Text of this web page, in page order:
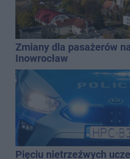
Zmiany dla pasażerów
Inowrocław
Pięciu nietrzeźwych